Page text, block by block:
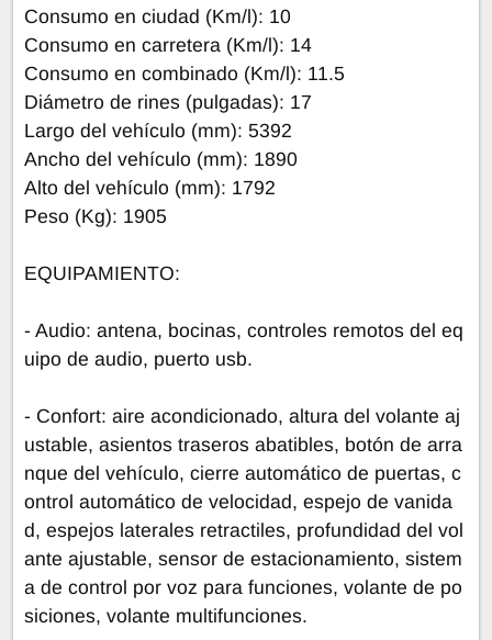
Consumo en ciudad (Km/l): 10
Consumo en carretera (Km/l): 14
Consumo en combinado (Km/l): 11.5
Diámetro de rines (pulgadas): 17
Largo del vehículo (mm): 5392
Ancho del vehículo (mm): 1890
Alto del vehículo (mm): 1792
Peso (Kg): 1905
EQUIPAMIENTO:
- Audio: antena, bocinas, controles remotos del eq
uipo de audio, puerto usb.
- Confort: aire acondicionado, altura del volante aj
ustable, asientos traseros abatibles, botón de arra
nque del vehículo, cierre automático de puertas, c
ontrol automático de velocidad, espejo de vanida
d, espejos laterales retractiles, profundidad del vol
ante ajustable, sensor de estacionamiento, sistem
a de control por voz para funciones, volante de po
siciones, volante multifunciones.